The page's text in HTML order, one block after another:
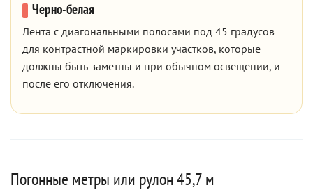
Черно-белая
Лента с диагональными полосами под 45 градусов
для контрастной маркировки участков, которые
должны быть заметны и при обычном освещении, и
после его отключения.
Погонные метры или рулон 45,7 м